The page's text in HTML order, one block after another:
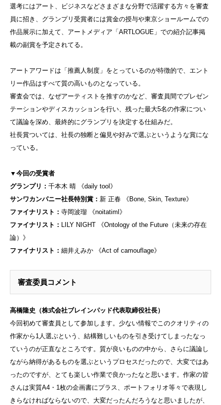
選考にはアート、ビジネスなどさまざまな分野で活躍する方々を審査
員に招き、グランプリ受賞者には賞金の授与や東京ショールームでの
作品展示に加えて、アートメディア「ARTLOGUE」での紹介記事掲
載の副賞を予定されてる。
アートアワードは「推薦人制度」をとっているのが特徴的で、 エント
リー作品はすべて質の高いものとなっている。
審査会では、なぜアーティストを推すのかなど、審査員間でプレゼン
テーションやディスカッションを行い、 残った最大5名の作家につい
て議論を深め、最終的にグランプリを決定する仕組みだ。
社長賞ついては、社長の独断と偏見や好みで選ぶというような賞にな
っている。
▼今回の受賞者
グランプリ： 千本木 晴 《daily tool》
サンワカンパニー社長特別賞： 新 正春 《Bone, Skin, Texture》
ファイナリスト： 寺岡波瑠 《noitatiml》
ファイナリスト： LILY NIGHT 《Ontology of the Future（未来の存在
論）》
ファイナリスト： 細井えみか 《Act of camouflage》
審査委員コメント
高橋隆史（株式会社ブレインパッド代表取締役社長）
今回初めて審査員として参加します。少ない情報でこのクオリティの
作家から1人選ぶという、結構難しいものを引き受けてしまったなっ
ていうのが正直なところです。質が良いものの中から、さらに議論し
ながら納得があるものを選ぶというプロセスだったので、大変ではあ
ったのですが、とても楽しい作業で良かったなと思います。作家の皆
さんは実質A4・1枚の企画書にプラス、ポートフォリオ等々で表現し
きらなければならないので、大変だったんだろうなと思いましたが、